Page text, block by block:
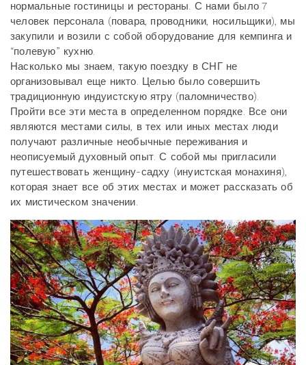
нормальные гостиницы и рестораны. С нами было 7
человек персонала (повара, проводники, носильщики), мы
закупили и возили с собой оборудование для кемпинга и
“полевую” кухню.
Насколько мы знаем, такую поездку в СНГ не
организовывал еще никто. Целью было совершить
традиционную индуистскую ятру (паломничество).
Пройти все эти места в определенном порядке. Все они
являются местами силы, в тех или иных местах люди
получают различные необычные переживания и
неописуемый духовный опыт. С собой мы пригласили
путешествовать женщину-садху (инуистская монахиня),
которая знает все об этих местах и может рассказать об
их мистическом значении.